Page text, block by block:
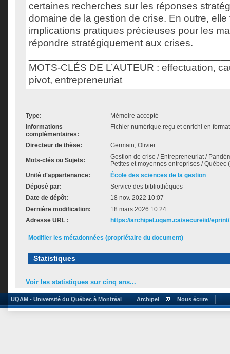
certaines recherches sur les réponses
domaine de la gestion de crise. En outre, elle
implications pratiques précieuses pour les
répondre stratégiquement aux crises.
MOTS-CLÉS DE L’AUTEUR : effectuation,
pivot, entrepreneuriat
Type:
Mémoire accepté
Informations
complémentaires:
Fichier numérique reçu et enrichi en
Directeur de thèse: Germain, Olivier
Mots-clés ou Sujets:
Gestion de crise / Entrepreneuriat /
Petites et moyennes entreprises / Québec
Unité d'appartenance:
École des sciences de la gestion
Déposé par:
Service des bibliothèques
Date de dépôt:
18 nov. 2022 10:07
Dernière modification:
18 mars 2026 10:24
Adresse URL :
https://archipel.uqam.ca/secure/id/
Modifier les métadonnées (propriétaire du document)
Statistiques
Voir les statistiques sur cinq ans...
UQAM - Université du Québec à Montréal Archipel Nous écrire